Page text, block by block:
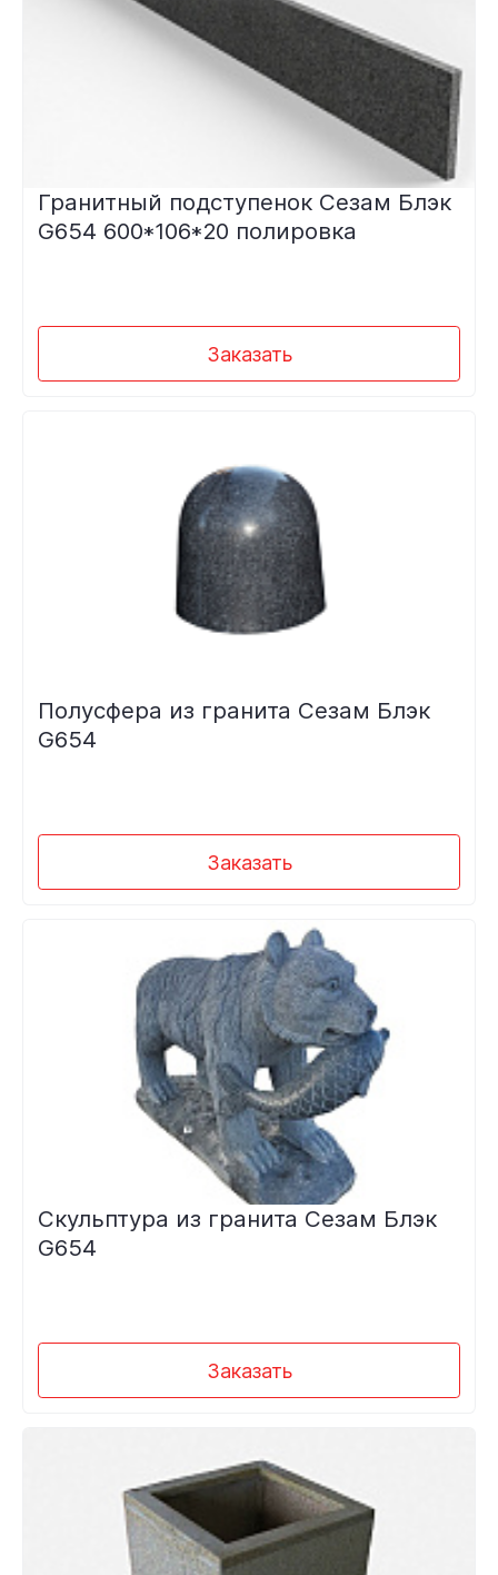
Гранитный подступенок Сезам Блэк
G654 600*106*20 полировка
Заказать
Полусфера из гранита Сезам Блэк
G654
Заказать
Скульптура из гранита Сезам Блэк
G654
Заказать